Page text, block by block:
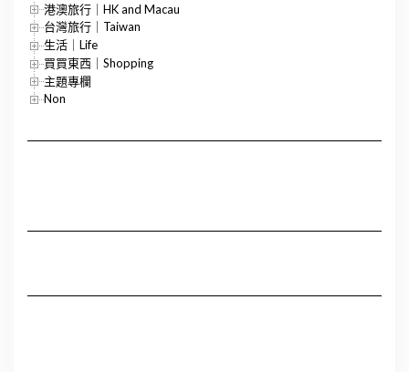
港澳旅行｜HK and Macau
台灣旅行｜Taiwan
生活｜Life
買買東西｜Shopping
主題專欄
Non